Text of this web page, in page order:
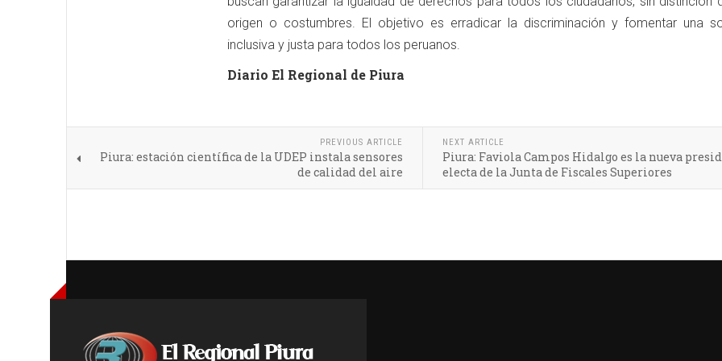
origen o costumbres. El objetivo es erradicar la discriminación y fomentar una
inclusiva y justa para todos los peruanos.
Diario El Regional de Piura
PREVIOUS ARTICLE
Piura: estación científica de la UDEP instala sensores
de calidad del aire
NEXT ARTICLE
Piura: Faviola Campos Hidalgo es la nueva
electa de la Junta de Fiscales Superiores